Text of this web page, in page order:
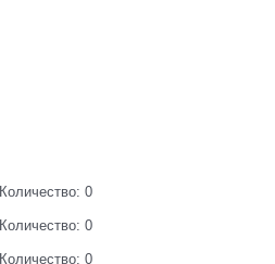
Количество: 0
Количество: 0
Количество: 0